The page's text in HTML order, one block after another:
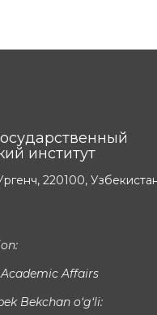
институт
220100,
Affairs
Bekchan o‘g‘li: